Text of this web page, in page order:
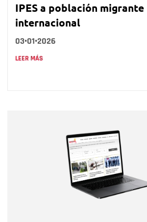
IPES a población migrante
internacional
03•01•2026
LEER MÁS
Correo electrónico
Tipo de comentario